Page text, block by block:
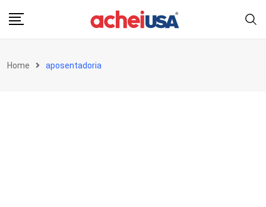
Home aposentadoria